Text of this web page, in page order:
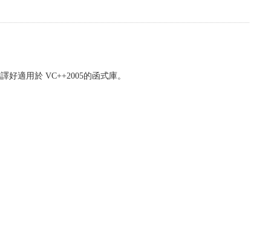
好適用於 VC++2005的函式庫。